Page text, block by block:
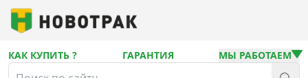
КАК КУПИТЬ ? ГАРАНТИЯ МЫ РАБОТАЕМ